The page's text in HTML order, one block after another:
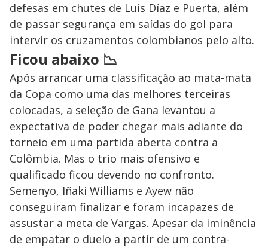
defesas em chutes de Luis Díaz e Puerta, além
de passar segurança em saídas do gol para
intervir os cruzamentos colombianos pelo alto.
Ficou abaixo 📉
Após arrancar uma classificação ao mata-mata
da Copa como uma das melhores terceiras
colocadas, a seleção de Gana levantou a
expectativa de poder chegar mais adiante do
torneio em uma partida aberta contra a
Colômbia. Mas o trio mais ofensivo e
qualificado ficou devendo no confronto.
Semenyo, Iñaki Williams e Ayew não
conseguiram finalizar e foram incapazes de
assustar a meta de Vargas. Apesar da iminência
de empatar o duelo a partir de um contra-